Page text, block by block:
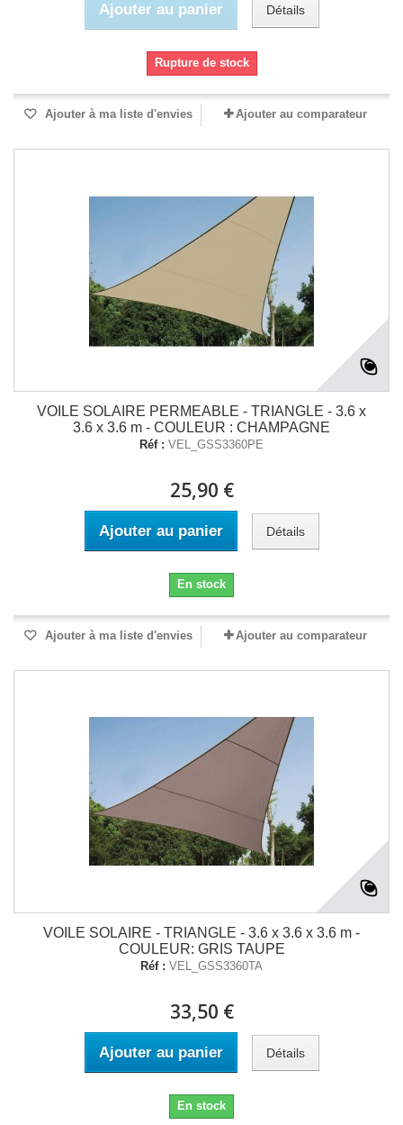
Ajouter au panier Détails
Rupture de stock
Ajouter à ma liste d'envies Ajouter au comparateur
VOILE SOLAIRE PERMEABLE - TRIANGLE - 3.6 x
3.6 x 3.6 m - COULEUR : CHAMPAGNE
Réf : VEL_GSS3360PE
25,90 €
Ajouter au panier Détails
En stock
Ajouter à ma liste d'envies Ajouter au comparateur
VOILE SOLAIRE - TRIANGLE - 3.6 x 3.6 x 3.6 m -
COULEUR: GRIS TAUPE
Réf : VEL_GSS3360TA
33,50 €
Ajouter au panier Détails
En stock